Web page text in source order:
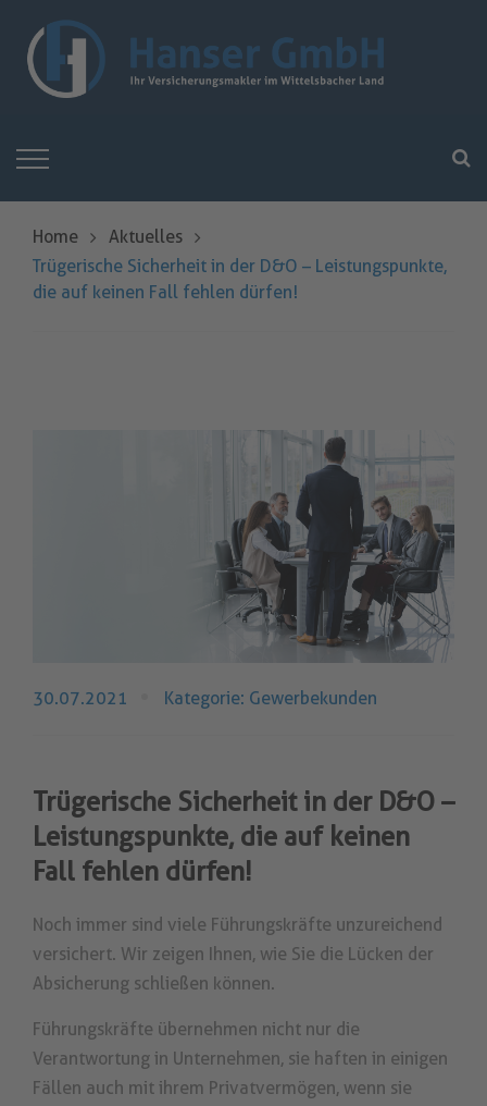
Home
Aktuelles
Trügerische Sicherheit in der D&O – Leistungspunkte,
die auf keinen Fall fehlen dürfen!
30.07.2021 Kategorie: Gewerbekunden
Trügerische Sicherheit in der D&O –
Leistungspunkte, die auf keinen
Fall fehlen dürfen!
Noch immer sind viele Führungskräfte unzureichend
versichert. Wir zeigen Ihnen, wie Sie die Lücken der
Absicherung schließen können.
Führungskräfte übernehmen nicht nur die
Verantwortung in Unternehmen, sie haften in einigen
Fällen auch mit ihrem Privatvermögen, wenn sie